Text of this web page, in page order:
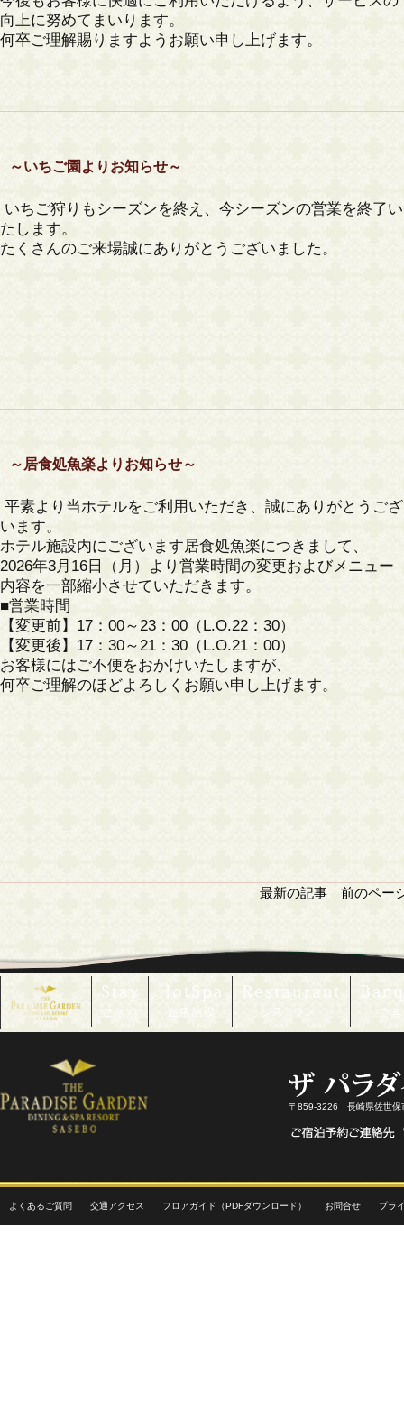
向上に努めてまいります。
何卒ご理解賜りますようお願い申し上げます。
～いちご園よりお知らせ～
いちご狩りもシーズンを終え、今シーズンの営業を終了い
たします。
たくさんのご来場誠にありがとうございました。
～居食処魚楽よりお知らせ～
平素より当ホテルをご利用いただき、誠にありがとうござ
います。
ホテル施設内にございます居食処魚楽につきまして、
2026年3月16日（月）より 営業時間の変更およびメニュー
内容を一部縮小させていただきます。
■営業時間
【変更前】17：00～23：00（L.O.22：30）
【変更後】17：30～21：30（L.O.21：00）
お客様にはご不便をおかけいたしますが、
何卒ご理解のほどよろしくお願い申し上げます。
最新の記事 前のペー
〒859-3226 長崎県佐世保
よくあるご質問 交通アクセス フロアガイド（PDFダウンロード） お問合せ プラ